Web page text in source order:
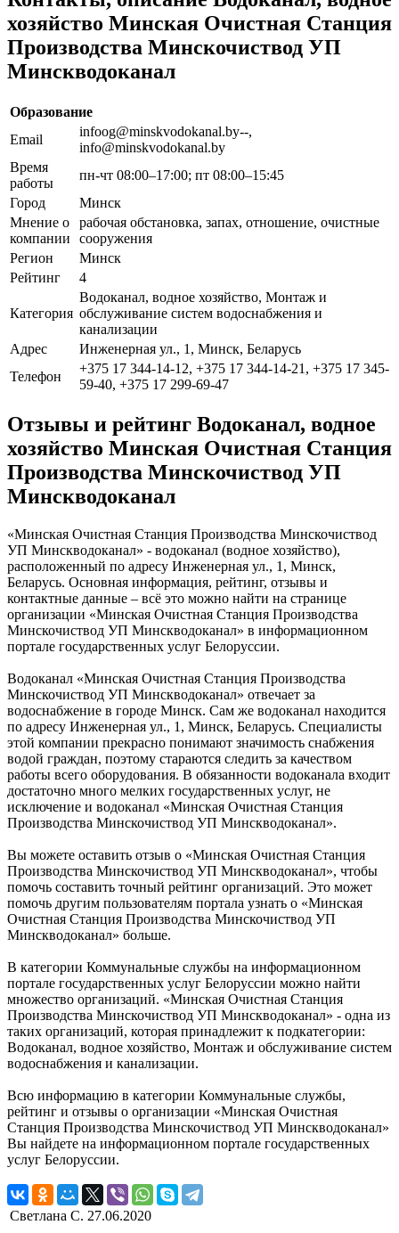
хозяйство Минская Очистная Станция
Производства Минскочиствод УП
Минскводоканал
Образование
Email
infoog@minskvodokanal.by--,
info@minskvodokanal.by
Время
работы
пн-чт 08:00–17:00; пт 08:00–15:45
Город
Минск
Мнение о
компании
рабочая обстановка, запах, отношение, очистные
сооружения
Регион
Минск
Рейтинг
4
Категория
Водоканал, водное хозяйство, Монтаж и
обслуживание систем водоснабжения и
канализации
Адрес
Инженерная ул., 1, Минск, Беларусь
Телефон
+375 17 344-14-12, +375 17 344-14-21, +375 17 345-
59-40, +375 17 299-69-47
Отзывы и рейтинг Водоканал, водное
хозяйство Минская Очистная Станция
Производства Минскочиствод УП
Минскводоканал
«Минская Очистная Станция Производства Минскочиствод
УП Минскводоканал» - водоканал (водное хозяйство),
расположенный по адресу Инженерная ул., 1, Минск,
Беларусь. Основная информация, рейтинг, отзывы и
контактные данные – всё это можно найти на странице
организации «Минская Очистная Станция Производства
Минскочиствод УП Минскводоканал» в информационном
портале государственных услуг Белоруссии.
Водоканал «Минская Очистная Станция Производства
Минскочиствод УП Минскводоканал» отвечает за
водоснабжение в городе Минск. Сам же водоканал находится
по адресу Инженерная ул., 1, Минск, Беларусь. Специалисты
этой компании прекрасно понимают значимость снабжения
водой граждан, поэтому стараются следить за качеством
работы всего оборудования. В обязанности водоканала входит
достаточно много мелких государственных услуг, не
исключение и водоканал «Минская Очистная Станция
Производства Минскочиствод УП Минскводоканал».
Вы можете оставить отзыв о «Минская Очистная Станция
Производства Минскочиствод УП Минскводоканал», чтобы
помочь составить точный рейтинг организаций. Это может
помочь другим пользователям портала узнать о «Минская
Очистная Станция Производства Минскочиствод УП
Минскводоканал» больше.
В категории Коммунальные службы на информационном
портале государственных услуг Белоруссии можно найти
множество организаций. «Минская Очистная Станция
Производства Минскочиствод УП Минскводоканал» - одна из
таких организаций, которая принадлежит к подкатегории:
Водоканал, водное хозяйство, Монтаж и обслуживание систем
водоснабжения и канализации.
Всю информацию в категории Коммунальные службы,
рейтинг и отзывы о организации «Минская Очистная
Станция Производства Минскочиствод УП Минскводоканал»
Вы найдете на информационном портале государственных
услуг Белоруссии.
Светлана С. 27.06.2020